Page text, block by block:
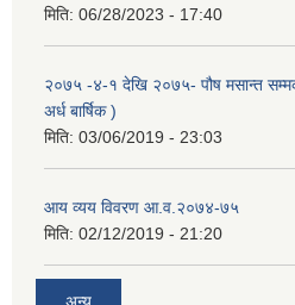
मिति: 06/28/2023 - 17:40
२०७५ -४-१ देखि २०७५- पौष मसान्त
अर्ध बार्षिक )
मिति: 03/06/2019 - 23:03
आय व्यय विवरण आ.व.२०७४-७५
मिति: 02/12/2019 - 21:20